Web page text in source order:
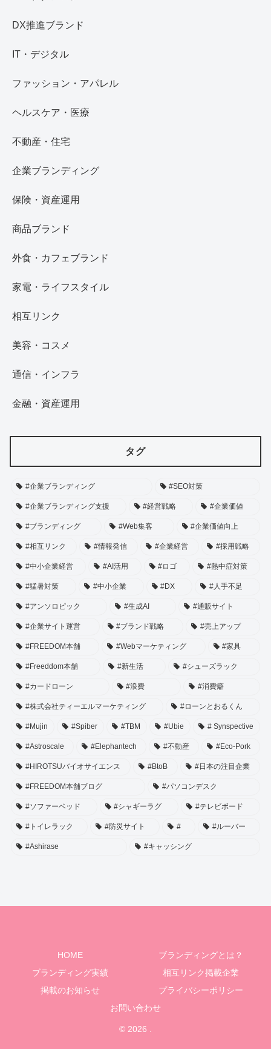
DX推進ブランド
IT・デジタル
ファッション・アパレル
ヘルスケア・医療
不動産・住宅
企業ブランディング
保険・資産運用
商品ブランド
外食・カフェブランド
家電・ライフスタイル
相互リンク
美容・コスメ
通信・インフラ
金融・資産運用
タグ
#企業ブランディング #SEO対策
#企業ブランディング支援 #経営戦略 #企業価値
#ブランディング #Web集客 #企業価値向上
#相互リンク #情報発信 #企業経営 #採用戦略
#中小企業経営 #AI活用 #ロゴ #熱中症対策
#猛暑対策 #中小企業 #DX #人手不足
#アンソロピック #生成AI #通販サイト
#企業サイト運営 #ブランド戦略 #売上アップ
#FREEDOM本舗 #Webマーケティング #家具
#Freeddom本舗 #新生活 #シューズラック
#カードローン #浪費 #消費癖
#株式会社ティーエルマーケティング #ローンとおるくん
#Mujin #Spiber #TBM #Ubie # Synspective
#Astroscale #Elephantech #不動産 #Eco-Pork
#HIROTSUバイオサイエンス #BtoB #日本の注目企業
#FREEDOM本舗ブログ #パソコンデスク
#ソファーベッド #シャギーラグ #テレビボード
#トイレラック #防災サイト # #ルーバー
#Ashirase #キャッシング
HOME
ブランディングとは？
ブランディング実績
相互リンク掲載企業
掲載のお知らせ
プライバシーポリシー
お問い合わせ
© 2026 .